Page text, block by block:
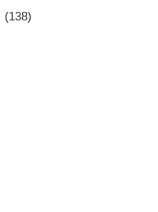
(138)